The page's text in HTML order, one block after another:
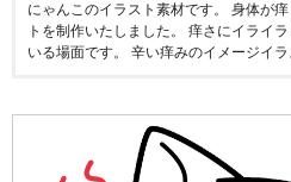
にゃんこのイラスト素材です。 身体が
トを制作いたしました。 痒さにイライ
いる場面です。 辛い痒みのイメージイラ